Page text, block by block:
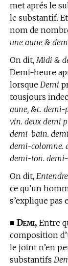
met aprés le
le substantif.
nom de
une aune &
On dit, Midi &
Demi-heure
lorsque Demi
tousjours
aune, &c.
vin. deux demi
demi-bain.
demi-colomne.
demi-ton. demi-
On dit,
ce qu’un
s’explique pas
■ Demi, Entre
composition
le joint n’en
substantifs